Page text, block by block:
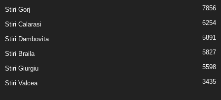
Stiri Gorj 7856
Stiri Calarasi 6254
Stiri Dambovita 5891
Stiri Braila 5827
Stiri Giurgiu 5598
Stiri Valcea 3435